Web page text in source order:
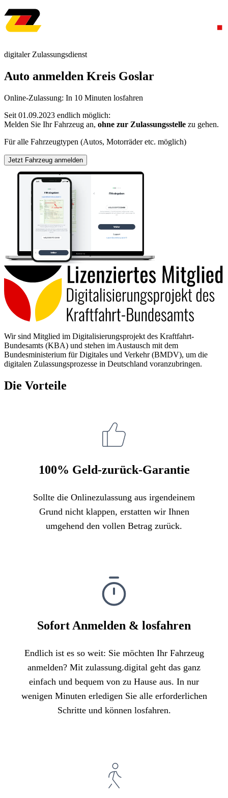
digitaler Zulassungsdienst
Auto anmelden Kreis Goslar
Online-Zulassung: In 10 Minuten losfahren
Seit 01.09.2023 endlich möglich:
Melden Sie Ihr Fahrzeug an, ohne zur Zulassungsstelle zu gehen.
Für alle Fahrzeugtypen (Autos, Motorräder etc. möglich)
Jetzt Fahrzeug anmelden
Wir sind Mitglied im Digitalisierungsprojekt des Kraftfahrt-
Bundesamts (KBA) und stehen im Austausch mit dem
Bundesministerium für Digitales und Verkehr (BMDV), um die
digitalen Zulassungsprozesse in Deutschland voranzubringen.
Die Vorteile
100% Geld-zurück-Garantie
Sollte die Onlinezulassung aus irgendeinem
Grund nicht klappen, erstatten wir Ihnen
umgehend den vollen Betrag zurück.
Sofort Anmelden & losfahren
Endlich ist es so weit: Sie möchten Ihr Fahrzeug
anmelden? Mit zulassung.digital geht das ganz
einfach und bequem von zu Hause aus. In nur
wenigen Minuten erledigen Sie alle erforderlichen
Schritte und können losfahren.